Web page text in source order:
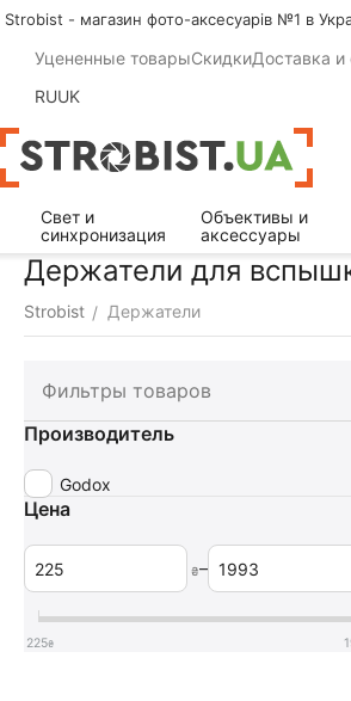
Strobist - магазин фото-аксесуарів №1 в
Уцененные товарыСкидкиДоставка и
RUUK
Свет и
синхронизация
Объективы и
аксессуары
Держатели для
Strobist / Держатели
Фильтры товаров
Производитель
Godox
Цена
₴–
225₴